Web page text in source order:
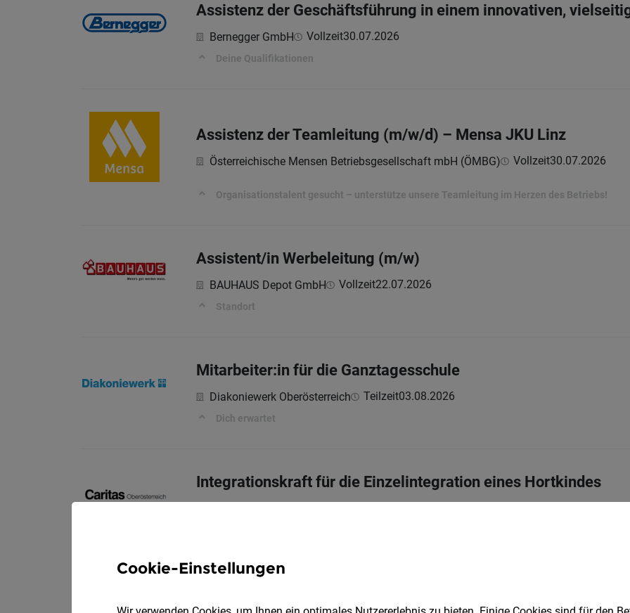
Assistenz der Geschäftsführung in einem innovativen,
Bernegger GmbH Vollzeit30.07.2026
Deine Qualifikationen
Assistenz der Teamleitung (m/w/d) – Mensa JKU Linz
Österreichische Mensen Betriebsgesellschaft mbH (ÖMBG) Vollzeit30.07.2026
Organisationstalent gesucht – unterstütze unsere Teamleitung im Herzen des Betriebs!
Assistent/in Werbeleitung (m/w)
BAUHAUS Depot GmbH Vollzeit22.07.2026
Standort
Mitarbeiter:in für die Ganztagesschule
Diakoniewerk Oberösterreich Teilzeit03.08.2026
Dich erwartet
Integrationskraft für die Einzelintegration eines Hortkindes
Cookie-Einstellungen